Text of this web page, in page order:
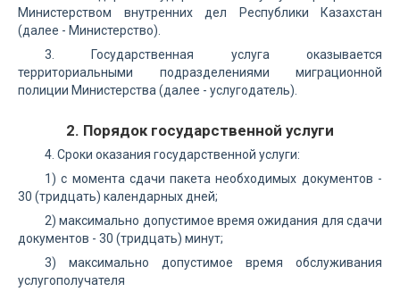
Министерством внутренних дел Республики Казахстан
(далее - Министерство).
3. Государственная услуга оказывается
территориальными подразделениями миграционной
полиции Министерства (далее - услугодатель).
2. Порядок государственной услуги
4. Сроки оказания государственной услуги:
1) с момента сдачи пакета необходимых документов -
30 (тридцать) календарных дней;
2) максимально допустимое время ожидания для сдачи
документов - 30 (тридцать) минут;
3) максимально допустимое время обслуживания
услугополучателя